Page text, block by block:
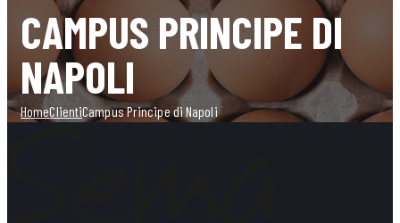
CAMPUS PRINCIPE DI
NAPOLI
HomeClientiCampus Principe di Napoli